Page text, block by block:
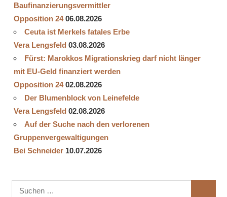
Baufinanzierungsvermittler
Opposition 24 06.08.2026
Ceuta ist Merkels fatales Erbe
Vera Lengsfeld 03.08.2026
Fürst: Marokkos Migrationskrieg darf nicht länger
mit EU-Geld finanziert werden
Opposition 24 02.08.2026
Der Blumenblock von Leinefelde
Vera Lengsfeld 02.08.2026
Auf der Suche nach den verlorenen
Gruppenvergewaltigungen
Bei Schneider 10.07.2026
Suchen